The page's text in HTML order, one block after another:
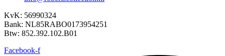
KvK: 56990324
Bank: NL85RABO0173954251
Btw: 852.392.102.B01
Facebook-f